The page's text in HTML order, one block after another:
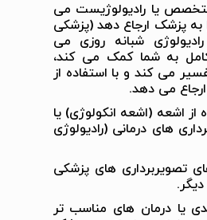
یا رادیولوژیست می
به پزشک ارجاع دهد (پزشکی
شبانه روزی می
کامل به شما کمک می کند،
می کند و با استفاده از
می دهد.
از اشعه (اشعه انکولوژی) یا
های درمانی (رادیولوژی
تصویربرداری های پزشکی
یا درمان های مناسب تر